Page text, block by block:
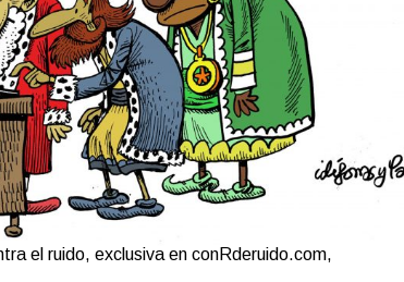
el ruido, exclusiva en conRderuido.com,